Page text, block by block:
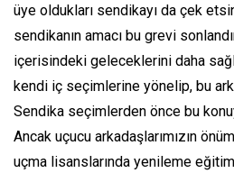
üye oldukları sendikayı da çek
sendikanın amacı bu grevi
içerisindeki geleceklerini daha
kendi iç seçimlerine yönelip, bu
Sendika seçimlerden önce bu
Ancak uçucu arkadaşlarımızın
uçma lisanslarında yenileme